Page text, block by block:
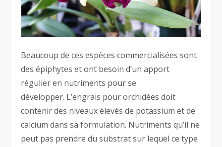
Beaucoup de ces espèces commercialisées sont
des épiphytes et ont besoin d’un apport
régulier en nutriments pour se
développer. L’engrais pour orchidées doit
contenir des niveaux élevés de potassium et de
calcium dans sa formulation. Nutriments qu’il ne
peut pas prendre du substrat sur lequel ce type